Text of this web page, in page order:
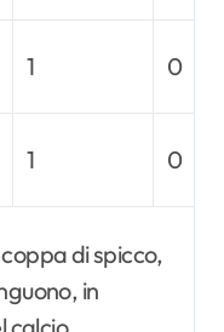
1 0
1 0
di spicco,
in